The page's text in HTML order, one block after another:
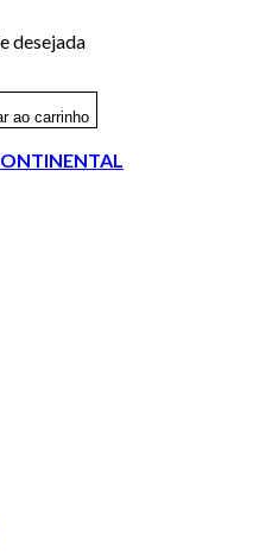
desejada
ao carrinho